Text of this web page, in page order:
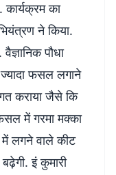
का
ने किया.
पौधा
फसल लगाने
कराया जैसे कि
में गरमा मक्का
लगने वाले कीट
इं कुमारी